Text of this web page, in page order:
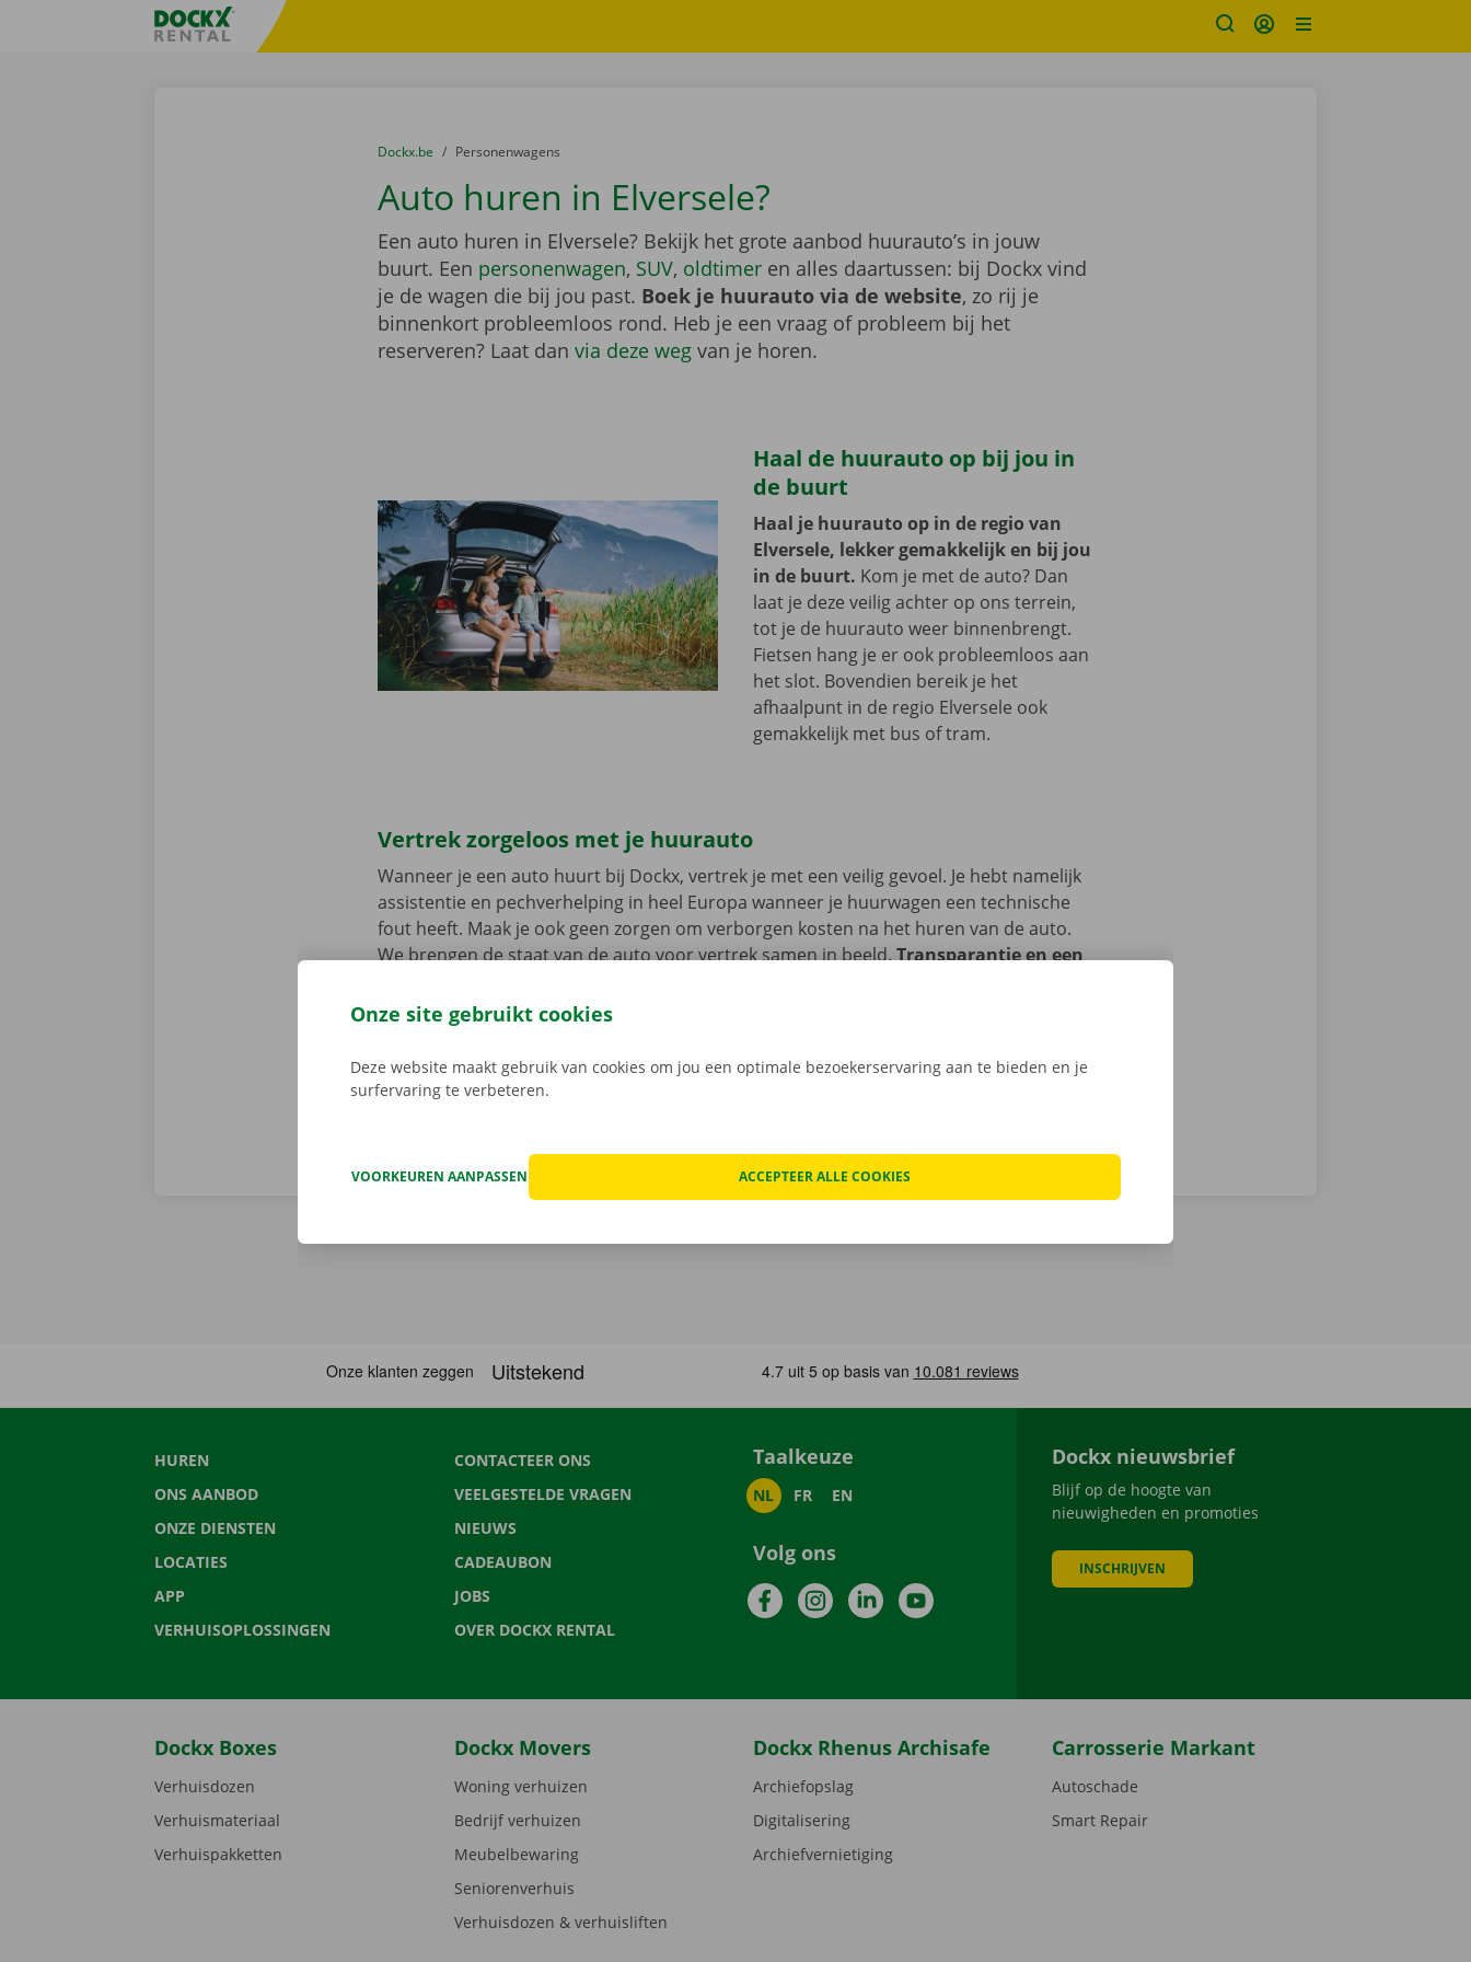
Taalselectie overslaanFratello DEMO
U bevindt zich hier:
van
Dockx.be naar
Personenwagens
Auto huren in Elversele?
Een auto huren in Elversele? Bekijk het grote aanbod huurauto’s in jouw
buurt. Een personenwagen, SUV, oldtimeren alles daartussen: bij Dockx vind
je de wagen die bij jou past. Boek je huurauto via de website, zo rij je
binnenkort probleemloos rond. Heb je een vraag of probleem bij het
reserveren? Laat dan via deze wegvan je horen.
Haal de huurauto op bij jou in
de buurt
Haal je huurauto op in de regio van
Elversele, lekker gemakkelijk en bij jou
in de buurt. Kom je met de auto? Dan
laat je deze veilig achter op ons terrein,
tot je de huurauto weer binnenbrengt.
Fietsen hang je er ook probleemloos aan
het slot. Bovendien bereik je het
afhaalpunt in de regio Elversele ook
gemakkelijk met bus of tram.
Vertrek zorgeloos met je huurauto
Wanneer je een auto huurt bij Dockx, vertrek je met een veilig gevoel. Je hebt namelijk
assistentie en pechverhelping in heel Europa wanneer je huurwagen een technische
fout heeft. Maak je ook geen zorgen om verborgen kosten na het huren van de auto.
We brengen de staat van de auto voor vertrek samen in beeld.Transparantie en een
HUREN
ONS AANBOD
ONZE DIENSTEN
LOCATIES
APP
VERHUISOPLOSSINGEN
CONTACTEER ONS
VEELGESTELDE VRAGEN
NIEUWS
CADEAUBON
JOBS
OVER DOCKX RENTAL
Taalkeuze
NL FR EN
Volg ons
FacebookInstagramLinkedInYouTube
Dockx nieuwsbrief
Blijf op de hoogte van
nieuwigheden en promoties
INSCHRIJVEN
Dockx Boxes
Verhuisdozen
Verhuismateriaal
Verhuispakketten
Dockx Movers
Woning verhuizen
Bedrijf verhuizen
Meubelbewaring
Seniorenverhuis
Verhuisdozen & verhuisliften
Dockx Rhenus Archisafe
Archiefopslag
Digitalisering
Archiefvernietiging
Carrosserie Markant
Autoschade
Smart Repair
Onze site gebruikt cookies
Deze website maakt gebruik van cookies om jou een optimale bezoekerservaring aan te bieden en je
surfervaring te verbeteren.
VOORKEUREN AANPASSEN ACCEPTEER ALLE COOKIES